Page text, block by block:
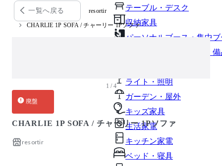
テーブル・デスク
収納家具
パーソナルブース・集中
オフィスアクセサリー・
ライト・照明
ガーデン・屋外
キッズ家具
生活家電
キッチン家電
ベッド・寝具
一覧へ戻る resortir
CHARLIE 1P SOFA / チャーリー 1Pソファ
1 / 4
廃盤
CHARLIE 1P SOFA / チャーリー 1Pソファ
resortir